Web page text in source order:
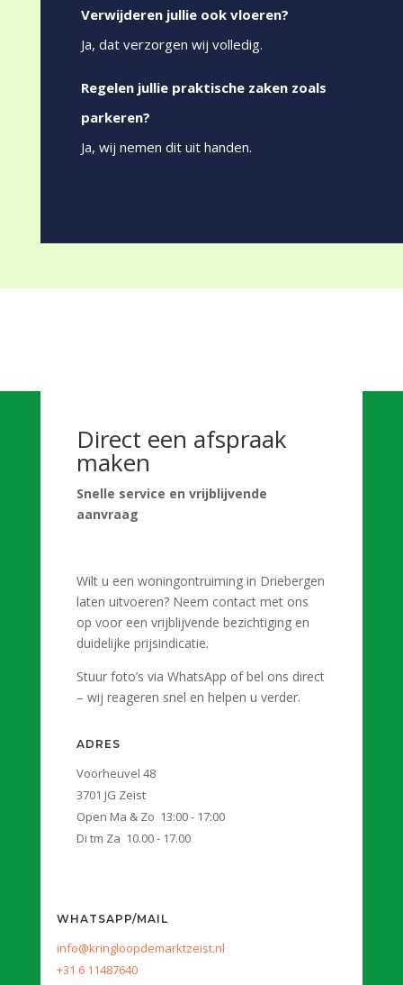
Verwijderen jullie ook vloeren?
Ja, dat verzorgen wij volledig.
Regelen jullie praktische zaken zoals
parkeren?
Ja, wij nemen dit uit handen.
Direct een afspraak
maken
Snelle service en vrijblijvende
aanvraag
Wilt u een woningontruiming in Driebergen
laten uitvoeren? Neem contact met ons
op voor een vrijblijvende bezichtiging en
duidelijke prijsindicatie.
Stuur foto’s via WhatsApp of bel ons direct
– wij reageren snel en helpen u verder.
ADRES
Voorheuvel 48
3701 JG Zeist
Open Ma & Zo 13:00 - 17:00
Di tm Za 10.00 - 17.00
WHATSAPP/MAIL
info@kringloopdemarktzeist.nl
+31 6 11487640